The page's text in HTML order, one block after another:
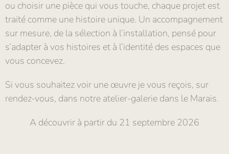
ou choisir une pièce qui vous touche, chaque projet est
traité comme une histoire unique. Un accompagnement
sur mesure, de la sélection à l’installation, pensé pour
s’adapter à vos histoires et à l’identité des espaces que
vous concevez.
Si vous souhaitez voir une œuvre je vous reçois, sur
rendez-vous, dans notre atelier-galerie dans le Marais.
A découvrir à partir du 21 septembre 2026